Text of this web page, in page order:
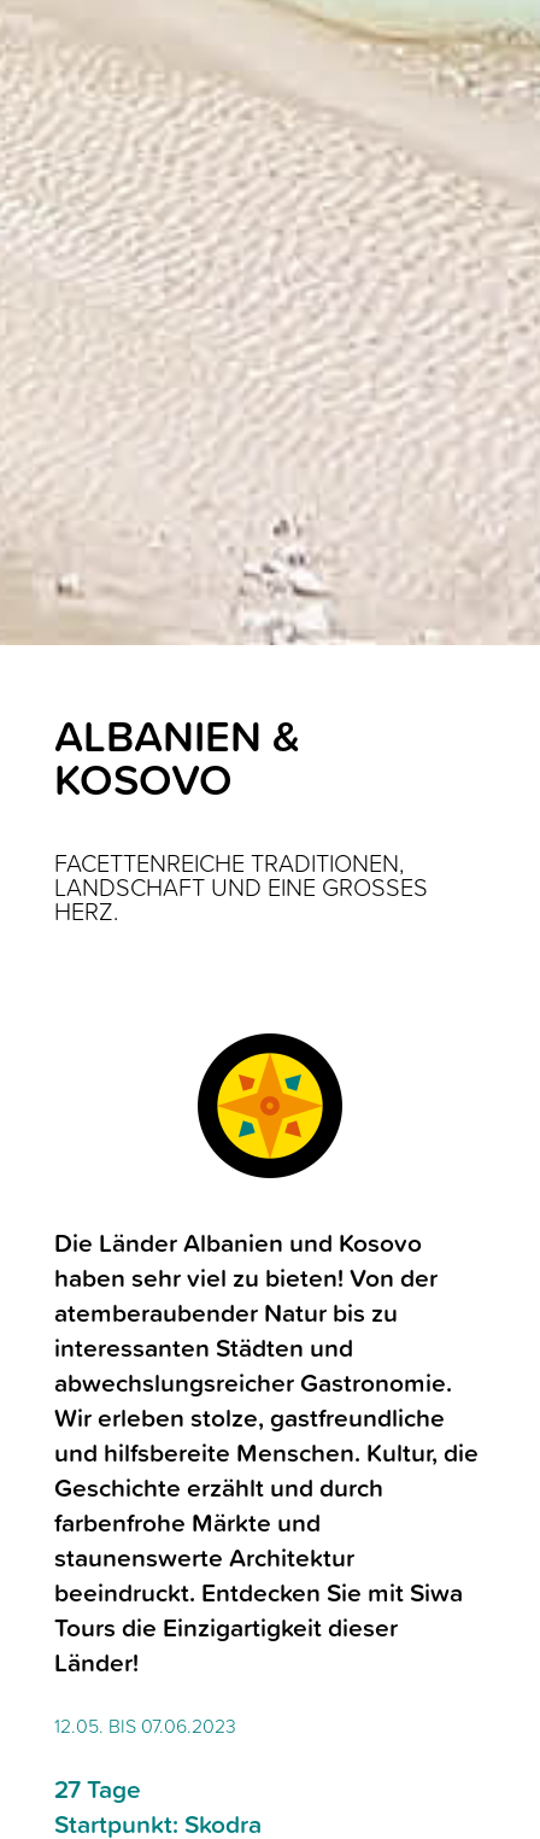
ALBANIEN &
KOSOVO
FACETTENREICHE TRADITIONEN,
LANDSCHAFT UND EINE GROSSES H
ERZ.
Die Länder Albanien und Kosovo
haben sehr viel zu bieten! Von der
atemberaubender Natur bis zu
interessanten Städten und
abwechslungsreicher Gastronomie.
Wir erleben stolze, gastfreundliche
und hilfsbereite Menschen. Kultur, die
Geschichte erzählt und durch
farbenfrohe Märkte und
staunenswerte Architektur
beeindruckt. Entdecken Sie mit Siwa
Tours die Einzigartigkeit dieser
Länder!
12.05. BIS 07.06.2023
27 Tage
Startpunkt: Skodra